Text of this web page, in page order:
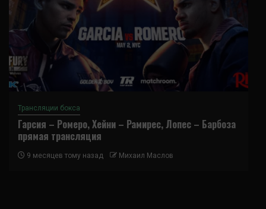
Трансляции бокса
Гарсия – Ромеро, Хейни – Рамирес, Лопес – Барбоза
прямая трансляция
9 месяцев тому назад Михаил Маслов